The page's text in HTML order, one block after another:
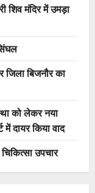
शिव मंदिर में उमड़ा
बिजनौर का
को लेकर नया
में दायर किया वाद
उपचार